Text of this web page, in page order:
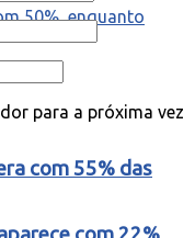
com 55% das
para a próxima vez